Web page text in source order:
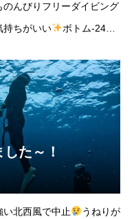
んびりフリーダイビング
持ちがいい
ボトム-24ｍ
した～！
北西風で中止
うねりが